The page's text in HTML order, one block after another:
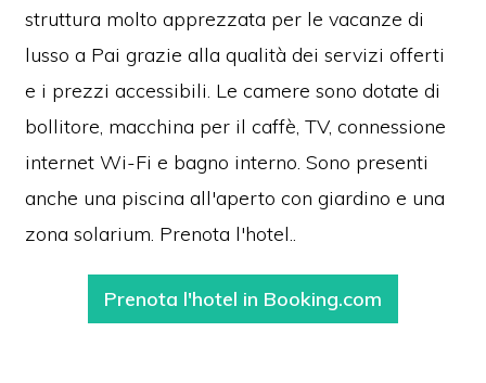
struttura molto apprezzata per le vacanze di
lusso a Pai grazie alla qualità dei servizi offerti
e i prezzi accessibili. Le camere sono dotate di
bollitore, macchina per il caffè, TV, connessione
internet Wi-Fi e bagno interno. Sono presenti
anche una piscina all'aperto con giardino e una
zona solarium. Prenota l'hotel..
Prenota l'hotel in Booking.com